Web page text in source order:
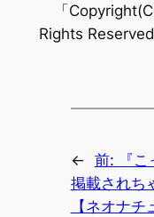
「
Rights
← 前:
『
掲載されち
【ネオナチ